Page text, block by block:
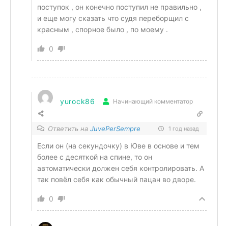
поступок , он конечно поступил не правильно ,
и еще могу сказать что судя переборщил с
красным , спорное было , по моему .
0
yurock86 Начинающий комментатор
Ответить на JuvePerSempre 1 год назад
Если он (на секундочку) в Юве в основе и тем
более с десяткой на спине, то он
автоматически должен себя контролировать. А
так повёл себя как обычный пацан во дворе.
0